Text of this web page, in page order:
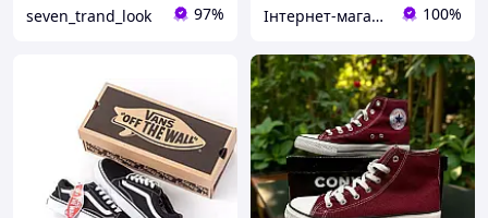
seven_trand_look 97% Інтернет-магазин взуття "Мінімалочка" 100%